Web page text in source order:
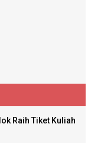
Raih Tiket Kuliah